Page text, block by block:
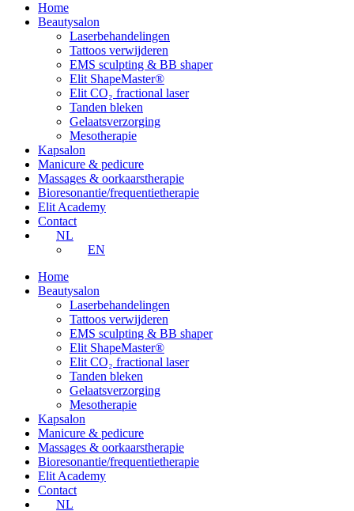
Home
Beautysalon
Laserbehandelingen
Tattoos verwijderen
EMS sculpting & BB shaper
Elit ShapeMaster®
Elit CO₂ fractional laser
Tanden bleken
Gelaatsverzorging
Mesotherapie
Kapsalon
Manicure & pedicure
Massages & oorkaarstherapie
Bioresonantie/frequentietherapie
Elit Academy
Contact
NL
EN
Home
Beautysalon
Laserbehandelingen
Tattoos verwijderen
EMS sculpting & BB shaper
Elit ShapeMaster®
Elit CO₂ fractional laser
Tanden bleken
Gelaatsverzorging
Mesotherapie
Kapsalon
Manicure & pedicure
Massages & oorkaarstherapie
Bioresonantie/frequentietherapie
Elit Academy
Contact
NL